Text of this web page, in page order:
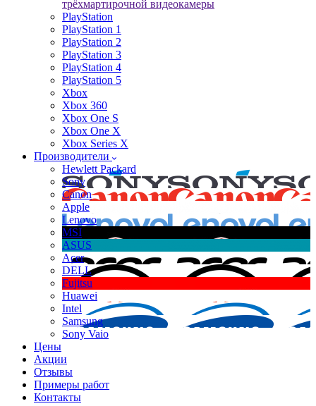
трёхмартирочной видеокамеры
PlayStation
PlayStation 1
PlayStation 2
PlayStation 3
PlayStation 4
PlayStation 5
Xbox
Xbox 360
Xbox One S
Xbox One X
Xbox Series X
Производители
Hewlett Packard
Sony
Canon
Apple
Lenovo
MSI
ASUS
Acer
DELL
Fujitsu
Huawei
Intel
Samsung
Sony Vaio
Цены
Акции
Отзывы
Примеры работ
Контакты